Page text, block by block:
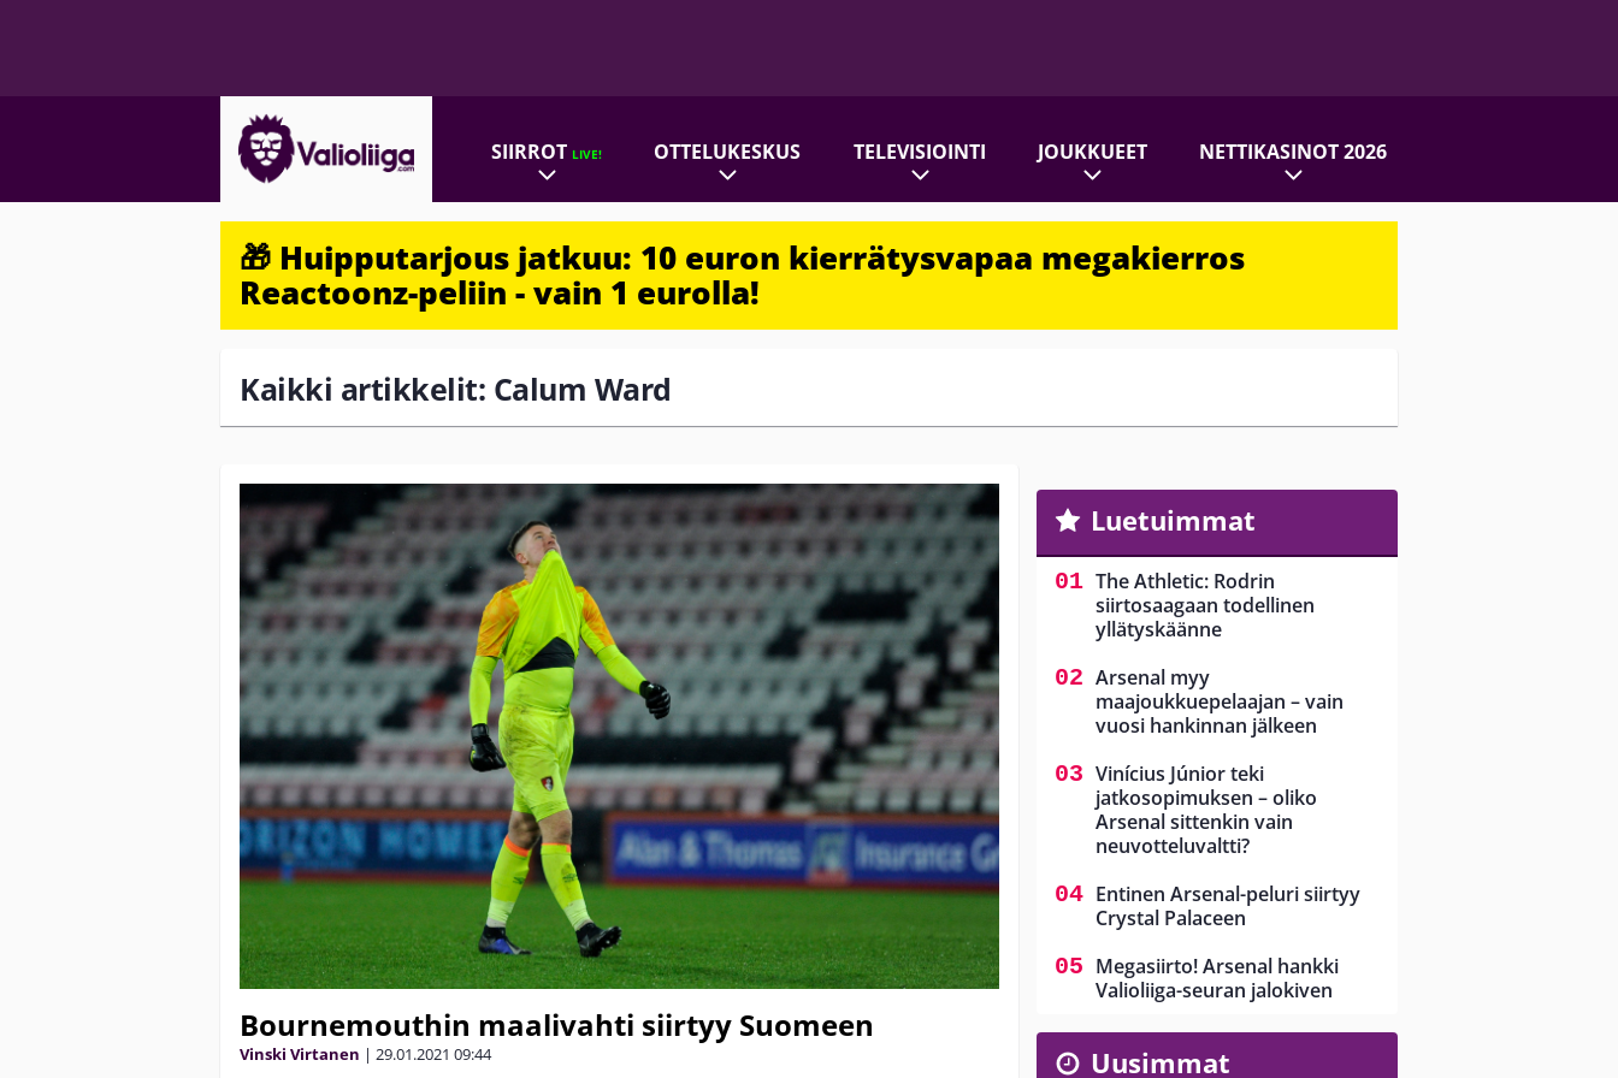
SIIRROTLIVE! OTTELUKESKUS TELEVISIOINTI JOUKKUEET NETTIKASINOT 2026
🎁 Huipputarjous jatkuu: 10 euron kierrätysvapaa megakierros
Reactoonz-peliin - vain 1 eurolla!
Kaikki artikkelit: Calum Ward
Bournemouthin maalivahti siirtyy Suomeen
Vinski Virtanen | 29.01.2021 09:44
Luetuimmat
The Athletic: Rodrin
siirtosaagaan todellinen
yllätyskäänne
Arsenal myy
maajoukkuepelaajan – vain
vuosi hankinnan jälkeen
Vinícius Júnior teki
jatkosopimuksen – oliko
Arsenal sittenkin vain
neuvotteluvaltti?
Entinen Arsenal-peluri siirtyy
Crystal Palaceen
Megasiirto! Arsenal hankki
Valioliiga-seuran jalokiven
Uusimmat